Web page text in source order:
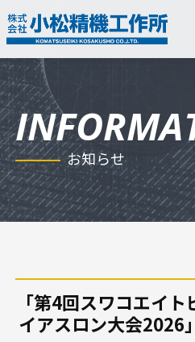
会社概要
沿革
アクセス
子会社情報
プレス加工技術
お知らせ
「第4回スワコエイ
イアスロン大会2026